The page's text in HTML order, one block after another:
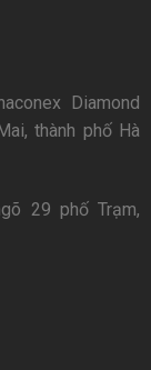
Diamond
thành phố Hà
29 phố Trạm,